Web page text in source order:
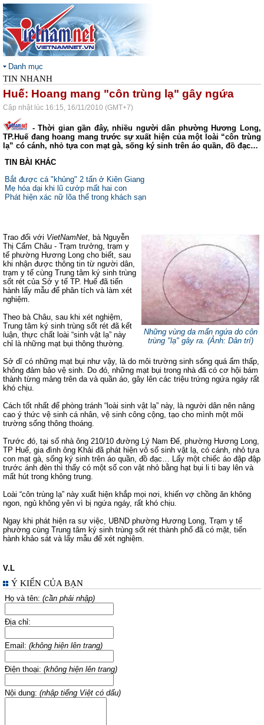
Danh mục
TIN NHANH
Huế: Hoang mang "côn trùng lạ" gây ngứa
Cập nhật lúc 16:15, 16/11/2010 (GMT+7)
- Thời gian gần đây, nhiều người dân phường Hương Long,
TP.Huế đang hoang mang trước sự xuất hiện của một loài “côn trùng
lạ” có cánh, nhỏ tựa con mạt gà, sống ký sinh trên áo quần, đồ đạc…
TIN BÀI KHÁC
Bắt được cá "khủng" 2 tấn ở Kiên Giang
Mẹ hóa dại khi lũ cướp mất hai con
Phát hiện xác nữ lõa thể trong khách sạn
Những vùng da mẩn ngứa do côn
trùng "lạ" gây ra. (Ảnh: Dân trí)
Trao đổi với VietNamNet, bà Nguyễn
Thị Cẩm Châu - Trạm trưởng, trạm y
tế phường Hương Long cho biết, sau
khi nhận được thông tin từ người dân,
trạm y tế cùng Trung tâm ký sinh trùng
sốt rét của Sở y tế TP. Huế đã tiến
hành lấy mẫu để phân tích và làm xét
nghiệm.
Theo bà Châu, sau khi xét nghiệm,
Trung tâm ký sinh trùng sốt rét đã kết
luận, thực chất loài “sinh vật lạ” này
chỉ là những mạt bụi thông thường.
Sở dĩ có những mạt bụi như vậy, là do môi trường sinh sống quá ẩm thấp,
không đảm bảo vệ sinh. Do đó, những mạt bụi trong nhà đã có cơ hội bám
thành từng mảng trên da và quần áo, gây lên các triệu trứng ngứa ngáy rất
khó chịu.
Cách tốt nhất để phòng tránh “loài sinh vật lạ” này, là người dân nên nâng
cao ý thức vệ sinh cá nhân, vệ sinh công cộng, tạo cho mình một môi
trường sống thông thoáng.
Trước đó, tại số nhà ông 210/10 đường Lý Nam Đế, phường Hương Long,
TP Huế, gia đình ông Khải đã phát hiện vô số sinh vật lạ, có cánh, nhỏ tựa
con mạt gà, sống ký sinh trên áo quần, đồ đạc… Lấy một chiếc áo đập đập
trước ánh đèn thì thấy có một số con vật nhỏ bằng hạt bụi li ti bay lên và
mất hút trong không trung.
Loài “côn trùng lạ” này xuất hiện khắp mọi nơi, khiến vợ chồng ăn không
ngon, ngủ không yên vì bị ngứa ngáy, rất khó chịu.
Ngay khi phát hiện ra sự việc, UBND phường Hương Long, Trạm y tế
phường cùng Trung tâm ký sinh trùng sốt rét thành phố đã có mặt, tiến
hành khảo sát và lấy mẫu để xét nghiệm.
V.L
Ý KIẾN CỦA BẠN
Họ và tên: (cần phải nhập)
Địa chỉ:
Email: (không hiện lên trang)
Điện thoại: (không hiện lên trang)
Nội dung: (nhập tiếng Việt có dấu)